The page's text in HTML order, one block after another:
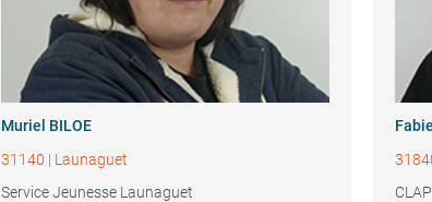
Muriel BILOE
31140 | Launaguet
Service Jeunesse Launaguet